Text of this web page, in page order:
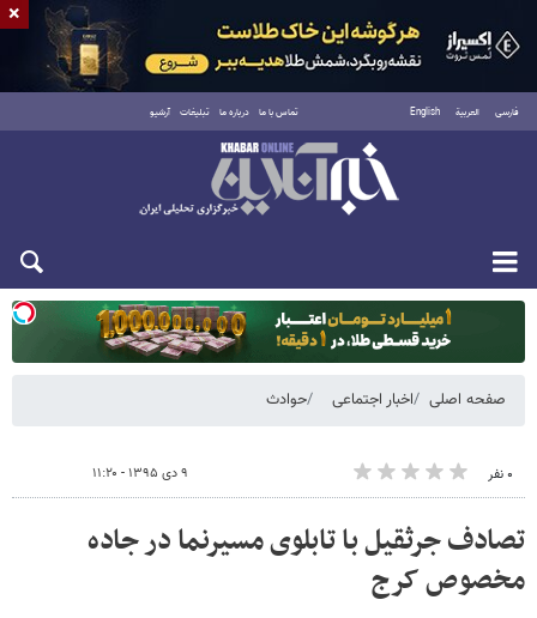
فارسی العربية English تماس با ما درباره ما تبلیغات آرشیو
دوشنبه ۱۹ مرداد ۱۴۰۵
صفحه اصلی اخبار اجتماعی حوادث
۰ نفر ۹ دی ۱۳۹۵ - ۱۱:۲۰
تصادف جرثقیل با تابلوی مسیرنما در جاده
مخصوص کرج
×